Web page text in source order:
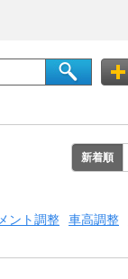
新着順
ント調整 車高調整